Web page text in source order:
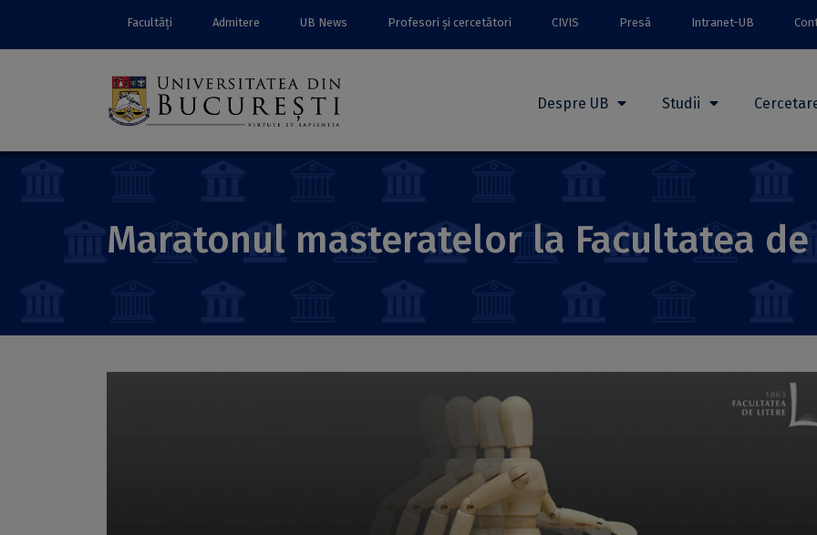
Facultăți Admitere UB News Profesori și cercetători CIVIS Presă Intranet-UB
Despre UB Studii
Maratonul masteratelor la Facultatea de